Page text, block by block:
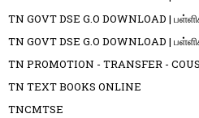
TN GOVT DSE G.O DOWNLOAD |
TN GOVT DSE G.O DOWNLOAD |
TN PROMOTION - TRANSFER -
TN TEXT BOOKS ONLINE
TNCMTSE